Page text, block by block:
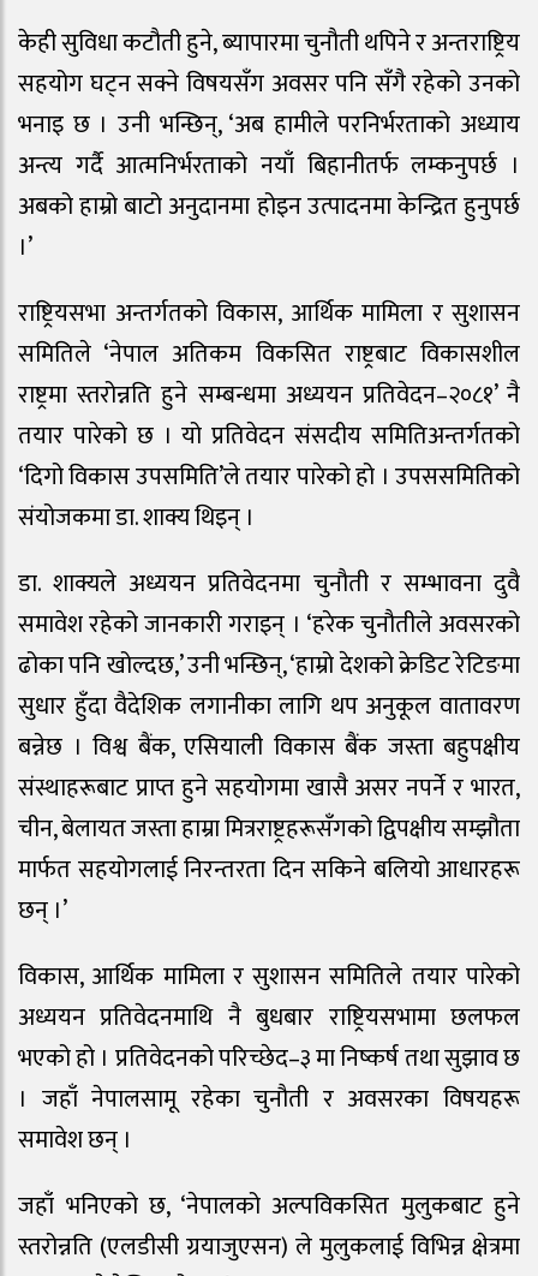
केही सुविधा कटौती हुने, ब्यापारमा चुनौती थपिने र अन्तराष्ट्रिय
सहयोग घट्न सक्ने विषयसँग अवसर पनि सँगै रहेको उनको
भनाइ छ । उनी भन्छिन्, ‘अब हामीले परनिर्भरताको अध्याय
अन्त्य गर्दै आत्मनिर्भरताको नयाँ बिहानीतर्फ लम्कनुपर्छ ।
अबको हाम्रो बाटो अनुदानमा होइन उत्पादनमा केन्द्रित हुनुपर्छ
।’
राष्ट्रियसभा अन्तर्गतको विकास, आर्थिक मामिला र सुशासन
समितिले ‘नेपाल अतिकम विकसित राष्ट्रबाट विकासशील
राष्ट्रमा स्तरोन्नति हुने सम्बन्धमा अध्ययन प्रतिवेदन–२०८१’ नै
तयार पारेको छ । यो प्रतिवेदन संसदीय समितिअन्तर्गतको
‘दिगो विकास उपसमिति’ले तयार पारेको हो । उपससमितिको
संयोजकमा डा. शाक्य थिइन् ।
डा. शाक्यले अध्ययन प्रतिवेदनमा चुनौती र सम्भावना दुवै
समावेश रहेको जानकारी गराइन् । ‘हरेक चुनौतीले अवसरको
ढोका पनि खोल्दछ,’ उनी भन्छिन्, ‘हाम्रो देशको क्रेडिट रेटिङमा
सुधार हुँदा वैदेशिक लगानीका लागि थप अनुकूल वातावरण
बन्नेछ । विश्व बैंक, एसियाली विकास बैंक जस्ता बहुपक्षीय
संस्थाहरूबाट प्राप्त हुने सहयोगमा खासै असर नपर्ने र भारत,
चीन, बेलायत जस्ता हाम्रा मित्रराष्ट्रहरूसँगको द्विपक्षीय सम्झौता
मार्फत सहयोगलाई निरन्तरता दिन सकिने बलियो आधारहरू
छन् ।’
विकास, आर्थिक मामिला र सुशासन समितिले तयार पारेको
अध्ययन प्रतिवेदनमाथि नै बुधबार राष्ट्रियसभामा छलफल
भएको हो । प्रतिवेदनको परिच्छेद–३ मा निष्कर्ष तथा सुझाव छ
। जहाँ नेपालसामू रहेका चुनौती र अवसरका विषयहरू
समावेश छन् ।
जहाँ भनिएको छ, ‘नेपालको अल्पविकसित मुलुकबाट हुने
स्तरोन्नति (एलडीसी ग्रयाजुएसन) ले मुलुकलाई विभिन्न क्षेत्रमा